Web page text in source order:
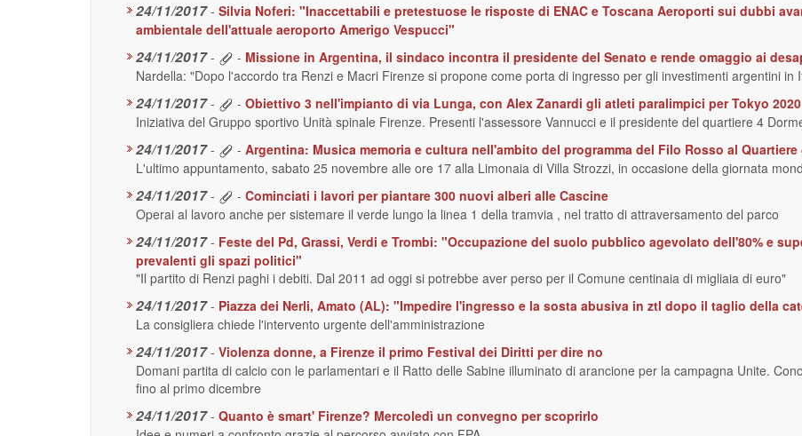
24/11/2017 - Silvia Noferi: "Inaccettabili e pretestuose le risposte di ENAC e Toscana Aeroporti sui dubbi
ambientale dell'attuale aeroporto Amerigo Vespucci"
24/11/2017 - - Missione in Argentina, il sindaco incontra il presidente del Senato e rende omaggio ai
Nardella: "Dopo l'accordo tra Renzi e Macri Firenze si propone come porta di ingresso per gli investimenti argentini in
24/11/2017 - - Obiettivo 3 nell'impianto di via Lunga, con Alex Zanardi gli atleti paralimpici per Tokyo 2020
Iniziativa del Gruppo sportivo Unità spinale Firenze. Presenti l'assessore Vannucci e il presidente del quartiere 4
24/11/2017 - - Argentina: Musica memoria e cultura nell'ambito del programma del Filo Rosso al Quartiere
L'ultimo appuntamento, sabato 25 novembre alle ore 17 alla Limonaia di Villa Strozzi, in occasione della giornata
24/11/2017 - - Cominciati i lavori per piantare 300 nuovi alberi alle Cascine
Operai al lavoro anche per sistemare il verde lungo la linea 1 della tramvia , nel tratto di attraversamento del parco
24/11/2017 - Feste del Pd, Grassi, Verdi e Trombi: "Occupazione del suolo pubblico agevolato dell'80% e
prevalenti gli spazi politici"
"Il partito di Renzi paghi i debiti. Dal 2011 ad oggi si potrebbe aver perso per il Comune centinaia di migliaia di euro"
24/11/2017 - Piazza dei Nerli, Amato (AL): "Impedire l'ingresso e la sosta abusiva in ztl dopo il taglio della
La consigliera chiede l'intervento urgente dell'amministrazione
24/11/2017 - Violenza donne, a Firenze il primo Festival dei Diritti per dire no
Domani partita di calcio con le parlamentari e il Ratto delle Sabine illuminato di arancione per la campagna Unite.
fino al primo dicembre
24/11/2017 - Quanto è smart' Firenze? Mercoledì un convegno per scoprirlo